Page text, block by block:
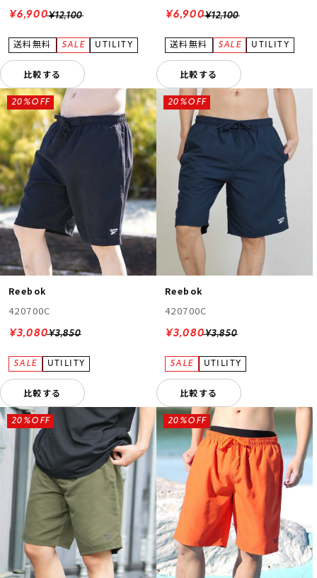
¥12,100
¥6,900
比較する
¥12,100
¥6,900
比較する
Reebok
420700C
¥3,850
20%OFF
¥3,080
比較する
Reebok
420700C
¥3,850
20%OFF
¥3,080
比較する
20%OFF 20%OFF